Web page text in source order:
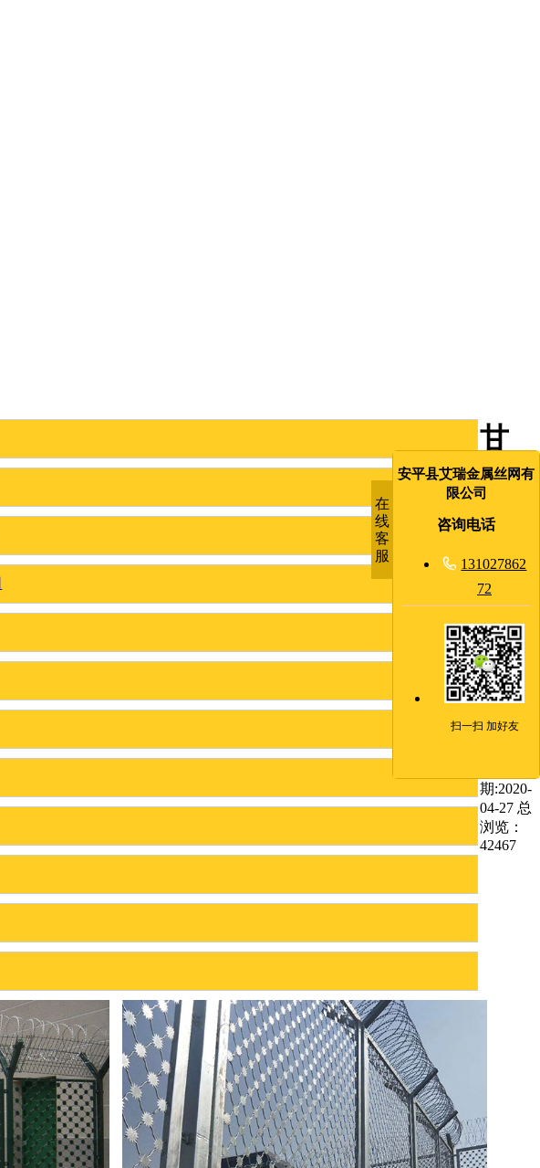
甘
肃
梅
花
刺
钢
网
墙
期:2020-
04-27 总
浏览：
42467
在
线
客
服
安平县艾瑞金属丝网有
限公司
咨询电话
 131027862
72
扫一扫 加好友